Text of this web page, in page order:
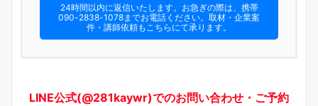
24時間以内に返信いたします。お急ぎの際は、携帯
090-2838-1078までお電話ください。​取材・企業案
件・講師依頼もこちらにて承ります。
LINE公式(@281kaywr)でのお問い合わせ・ご予約